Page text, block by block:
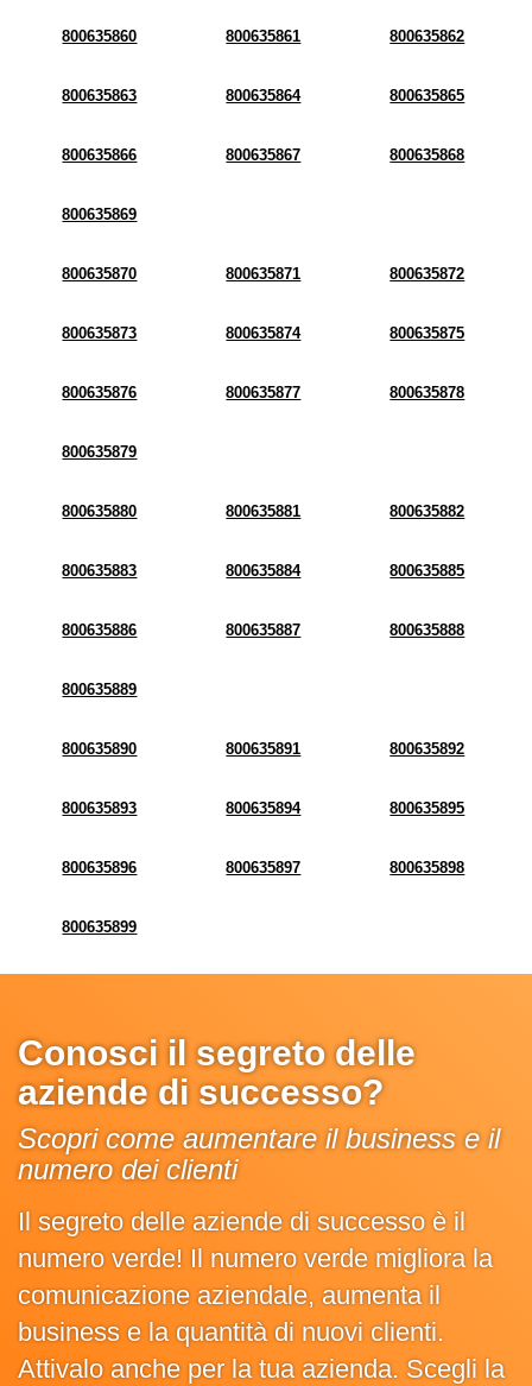
800635860 800635861 800635862
800635863 800635864 800635865
800635866 800635867 800635868
800635869
800635870 800635871 800635872
800635873 800635874 800635875
800635876 800635877 800635878
800635879
800635880 800635881 800635882
800635883 800635884 800635885
800635886 800635887 800635888
800635889
800635890 800635891 800635892
800635893 800635894 800635895
800635896 800635897 800635898
800635899
Conosci il segreto delle
aziende di successo?
Scopri come aumentare il business e il
numero dei clienti
Il segreto delle aziende di successo è il
numero verde! Il numero verde migliora la
comunicazione aziendale, aumenta il
business e la quantità di nuovi clienti.
Attivalo anche per la tua azienda. Scegli la